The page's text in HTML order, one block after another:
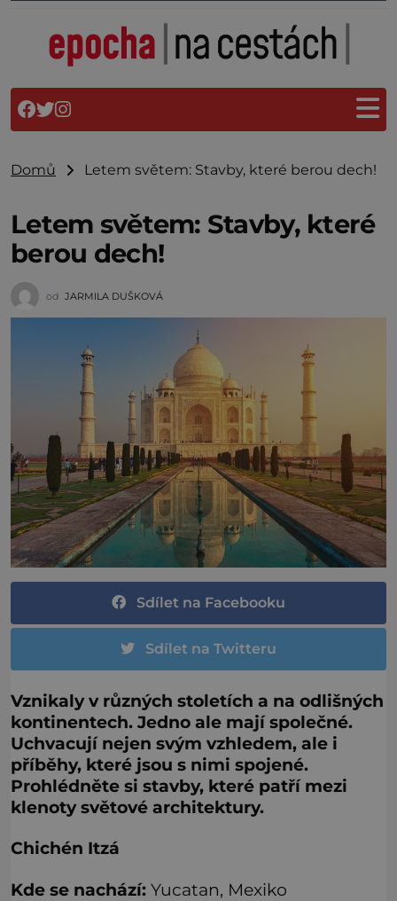
Domů Letem světem: Stavby, které berou dech!
Letem světem: Stavby, které
berou dech!
od JARMILA DUŠKOVÁ
Sdílet na Facebooku
Sdílet na Twitteru
Vznikaly v různých stoletích a na odlišných
kontinentech. Jedno ale mají společné.
Uchvacují nejen svým vzhledem, ale i
příběhy, které jsou s nimi spojené.
Prohlédněte si stavby, které patří mezi
klenoty světové architektury.
Chichén Itzá
Kde se nachází: Yucatan, Mexiko